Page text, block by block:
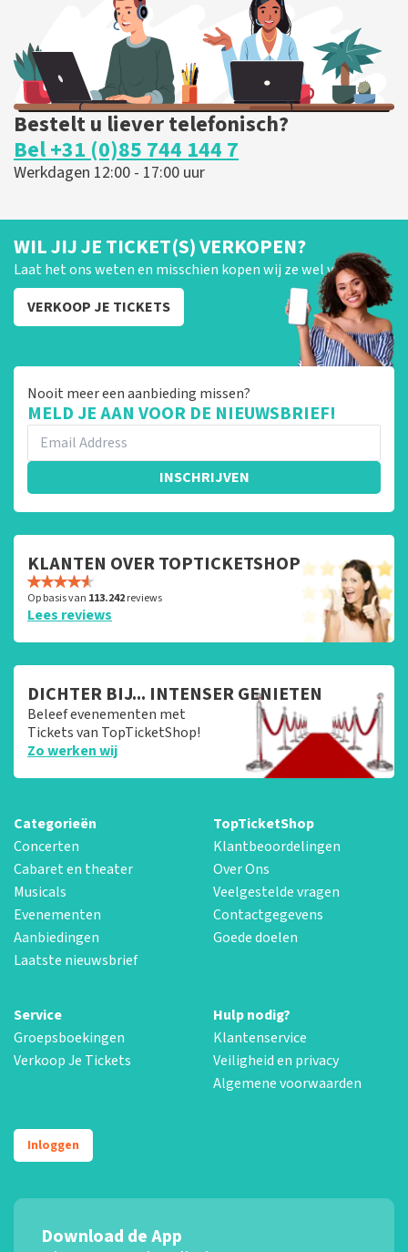
BESTEL NU
Bestelt u liever telefonisch?
Bel +31 (0)85 744 144 7
Werkdagen 12:00 - 17:00 uur
WIL JIJ JE TICKET(S) VERKOPEN?
Laat het ons weten en misschien kopen wij ze wel van je!
VERKOOP JE TICKETS
Nooit meer een aanbieding missen?
MELD JE AAN VOOR DE NIEUWSBRIEF!
INSCHRIJVEN
KLANTEN OVER TOPTICKETSHOP
Op basis van 113.242reviews
Lees reviews
DICHTER BIJ... INTENSER GENIETEN
Beleef evenementen met
Tickets van TopTicketShop!
Zo werken wij
Categorieën
Concerten
Cabaret en theater
Musicals
Evenementen
Aanbiedingen
Laatste nieuwsbrief
TopTicketShop
Klantbeoordelingen
Over Ons
Veelgestelde vragen
Contactgegevens
Goede doelen
Service
Groepsboekingen
Verkoop Je Tickets
Hulp nodig?
Klantenservice
Veiligheid en privacy
Algemene voorwaarden
Inloggen
Download de App